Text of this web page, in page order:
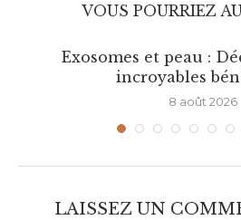
VOUS POURRIEZ
Exosomes et peau :
incroyables
8 août 2026
LAISSEZ UN